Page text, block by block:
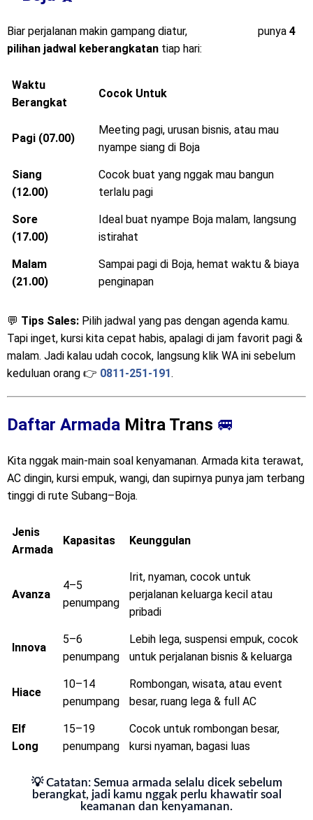
Biar perjalanan makin gampang diatur, punya 4
pilihan jadwal keberangkatan tiap hari:
Waktu
Berangkat
Cocok Untuk
Pagi (07.00)
Meeting pagi, urusan bisnis, atau mau
nyampe siang di Boja
Siang
(12.00)
Cocok buat yang nggak mau bangun
terlalu pagi
Sore
(17.00)
Ideal buat nyampe Boja malam, langsung
istirahat
Malam
(21.00)
Sampai pagi di Boja, hemat waktu & biaya
penginapan
💬 Tips Sales: Pilih jadwal yang pas dengan agenda kamu.
Tapi inget, kursi kita cepat habis, apalagi di jam favorit pagi &
malam. Jadi kalau udah cocok, langsung klik WA ini sebelum
keduluan orang 👉 0811-251-191.
Daftar Armada Mitra Trans 🚐
Kita nggak main-main soal kenyamanan. Armada kita terawat,
AC dingin, kursi empuk, wangi, dan supirnya punya jam terbang
tinggi di rute Subang–Boja.
Jenis
Armada
Kapasitas Keunggulan
Avanza
4–5
penumpang
Irit, nyaman, cocok untuk
perjalanan keluarga kecil atau
pribadi
Innova
5–6
penumpang
Lebih lega, suspensi empuk, cocok
untuk perjalanan bisnis & keluarga
Hiace
10–14
penumpang
Rombongan, wisata, atau event
besar, ruang lega & full AC
Elf
Long
15–19
penumpang
Cocok untuk rombongan besar,
kursi nyaman, bagasi luas
💡 Catatan: Semua armada selalu dicek sebelum
berangkat, jadi kamu nggak perlu khawatir soal
keamanan dan kenyamanan.